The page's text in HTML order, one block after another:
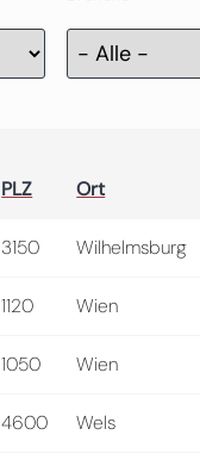
PLZ Ort
3150 Wilhelmsburg
1120 Wien
1050 Wien
4600 Wels